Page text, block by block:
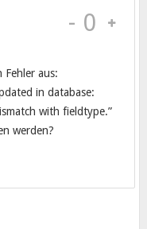
- 0
Fehler aus:
in database:
with fieldtype.”
werden?